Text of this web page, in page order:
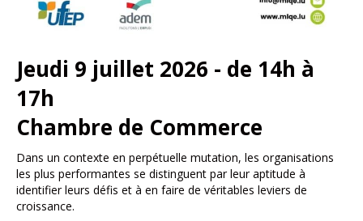
Jeudi 9 juillet 2026 - de 14h à
17h
Chambre de Commerce
Dans un contexte en perpétuelle mutation, les organisations
les plus performantes se distinguent par leur aptitude à
identifier leurs défis et à en faire de véritables leviers de
croissance.